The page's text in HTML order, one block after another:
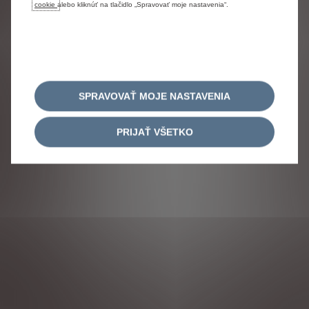
cookie alebo kliknúť na tlačidlo „Spravovať moje nastavenia“.
SPRAVOVAŤ MOJE NASTAVENIA
PRIJAŤ VŠETKO